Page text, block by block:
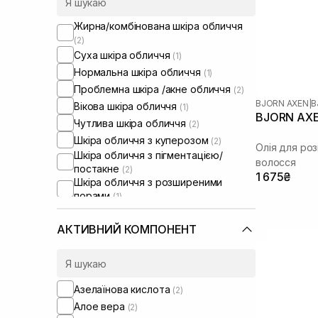
Жирна/комбінована шкіра обличчя
(2)
Суха шкіра обличчя (1)
Нормальна шкіра обличчя (1)
Проблемна шкіра /акне обличчя (2)
Вікова шкіра обличчя (1)
Чутлива шкіра обличчя (2)
Шкіра обличчя з куперозом (2)
Шкіра обличчя з пігментацією/
постакне (2)
Шкіра обличчя з розширеними
порами (1)
Сухе волосся(9)
Пошкоджене волосся(9)
Кучеряве волосся
Тонке волосся(3)
Ламке волосся
АКТИВНИЙ КОМПОНЕНТ
Азелаїнова кислота (2)
Алое вера (2)
BJORN AXEN
BJORN
Oлія для
волосся
1 675₴